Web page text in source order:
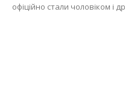
офіційно стали чоловіком і